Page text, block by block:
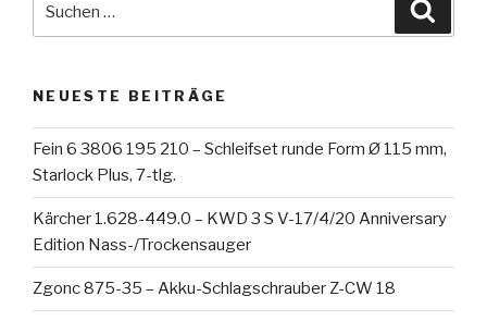
nach:
NEUESTE BEITRÄGE
Fein 6 3806 195 210 – Schleifset runde Form Ø 115 mm,
Starlock Plus, 7-tlg.
Kärcher 1.628-449.0 – KWD 3 S V-17/4/20 Anniversary
Edition Nass-/Trockensauger
Zgonc 875-35 – Akku-Schlagschrauber Z-CW 18